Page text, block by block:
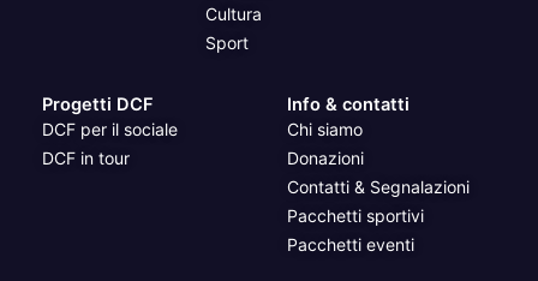
Cultura
Sport
Progetti DCF
DCF per il sociale
DCF in tour
Info & contatti
Chi siamo
Donazioni
Contatti & Segnalazioni
Pacchetti sportivi
Pacchetti eventi